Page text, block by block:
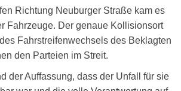
Richtung Neuburger Straße kam es
Fahrzeuge. Der genaue Kollisionsort
Fahrstreifenwechsels des Beklagten
den Parteien im Streit.
der Auffassung, dass der Unfall für sie